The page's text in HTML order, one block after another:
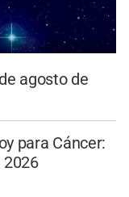
agosto de
para Cáncer:
2026